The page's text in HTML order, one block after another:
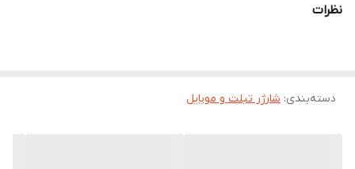
-روشن کردن مودم های رومیزی با پاوربانک
نظرات
دسته‌بندی: شارژر تبلت و موبایل